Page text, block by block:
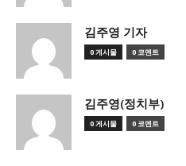
김주영 기자
0 게시물 0 코멘트
김주영(정치부)
0 게시물 0 코멘트